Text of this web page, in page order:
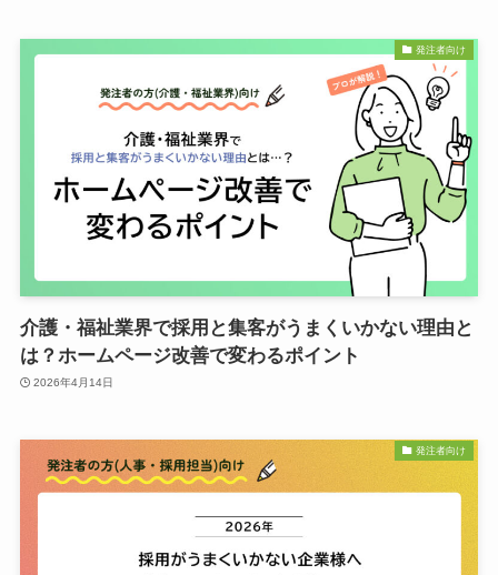
発注者向け
介護・福祉業界で採用と集客がうまくいかない理由と
は？ホームページ改善で変わるポイント
2026年4月14日
発注者向け